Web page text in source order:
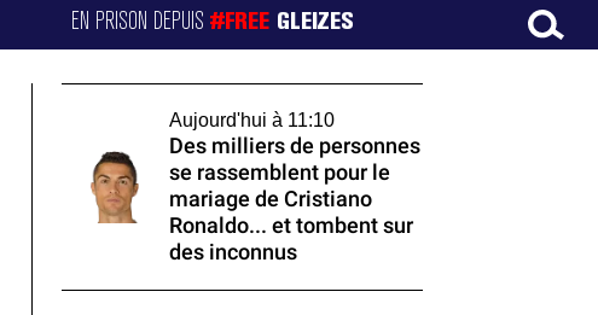
EN PRISON DEPUIS#FREE GLEIZES
Aujourd'hui à 11:10
Des milliers de personnes
se rassemblent pour le
mariage de Cristiano
Ronaldo... et tombent sur
des inconnus